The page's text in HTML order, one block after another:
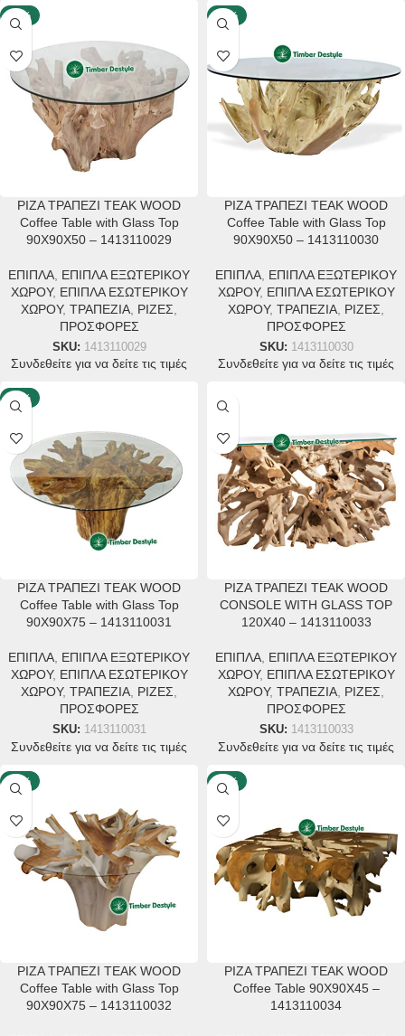
-25%
ΡΙΖΑ ΤΡΑΠΕΖΙ TEAK WOOD
Coffee Table with Glass Top
90X90X50 – 1413110029
ΕΠΙΠΛΑ ΕΠΙΠΛΑ ΕΞΩΤΕΡΙΚΟΥ
ΧΩΡΟΥ, ΕΠΙΠΛΑ ΕΣΩΤΕΡΙΚΟΥ
ΧΩΡΟΥ, ΤΡΑΠΕΖΙΑ ΡΙΖΕΣ
ΠΡΟΣΦΟΡΕΣ
SKU: 1413110029
Συνδεθείτε για να δείτε τις τιμές
-25%
ΡΙΖΑ ΤΡΑΠΕΖΙ TEAK WOOD
Coffee Table with Glass Top
90X90X50 – 1413110030
ΕΠΙΠΛΑ ΕΠΙΠΛΑ ΕΞΩΤΕΡΙΚΟΥ
ΧΩΡΟΥ, ΕΠΙΠΛΑ ΕΣΩΤΕΡΙΚΟΥ
ΧΩΡΟΥ, ΤΡΑΠΕΖΙΑ ΡΙΖΕΣ
ΠΡΟΣΦΟΡΕΣ
SKU: 1413110030
Συνδεθείτε για να δείτε τις τιμές
-25%
ΡΙΖΑ ΤΡΑΠΕΖΙ TEAK WOOD
Coffee Table with Glass Top
90X90X75 – 1413110031
ΕΠΙΠΛΑ, ΕΠΙΠΛΑ ΕΞΩΤΕΡΙΚΟΥ
ΧΩΡΟΥ, ΕΠΙΠΛΑ ΕΣΩΤΕΡΙΚΟΥ
ΧΩΡΟΥ, ΤΡΑΠΕΖΙΑ, ΡΙΖΕΣ,
ΠΡΟΣΦΟΡΕΣ
SKU: 1413110031
Συνδεθείτε για να δείτε τις τιμές
ΡΙΖΑ ΤΡΑΠΕΖΙ TEAK WOOD
CONSOLE WITH GLASS TOP
120X40 – 1413110033
ΕΠΙΠΛΑ, ΕΠΙΠΛΑ ΕΞΩΤΕΡΙΚΟΥ
ΧΩΡΟΥ, ΕΠΙΠΛΑ ΕΣΩΤΕΡΙΚΟΥ
ΧΩΡΟΥ, ΤΡΑΠΕΖΙΑ, ΡΙΖΕΣ,
ΠΡΟΣΦΟΡΕΣ
SKU: 1413110033
Συνδεθείτε για να δείτε τις τιμές
-25%
ΡΙΖΑ ΤΡΑΠΕΖΙ TEAK WOOD
Coffee Table with Glass Top
90X90X75 – 1413110032
-25%
ΡΙΖΑ ΤΡΑΠΕΖΙ TEAK WOOD
Coffee Table 90X90X45 –
1413110034